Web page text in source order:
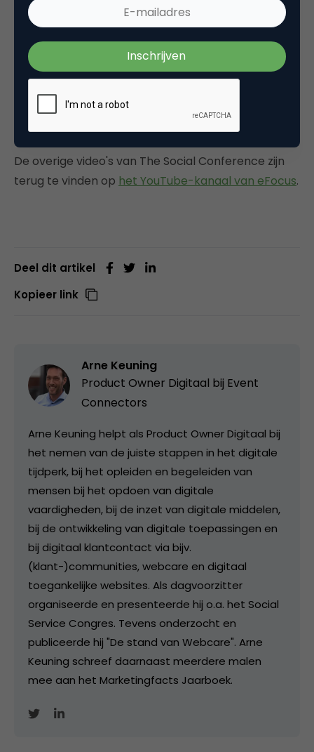
De overige video's van The Social Conference zijn
terug te vinden op het YouTube-kanaal van eFocus.
Deel dit artikel
Kopieer link
Arne Keuning
Product Owner Digitaal bij Event
Connectors
Arne Keuning helpt als Product Owner Digitaal bij
het nemen van de juiste stappen in het digitale
tijdperk, bij het opleiden en begeleiden van
mensen bij het opdoen van digitale
vaardigheden, bij de inzet van digitale middelen,
bij de ontwikkeling van digitale toepassingen en
bij digitaal klantcontact via bijv.
(klant-)communities, webcare en digitaal
toegankelijke websites. Als dagvoorzitter
organiseerde en presenteerde hij o.a. het Social
Service Congres. Tevens onderzocht en
publiceerde hij "De stand van Webcare". Arne
Keuning schreef daarnaast meerdere malen
mee aan het Marketingfacts Jaarboek.